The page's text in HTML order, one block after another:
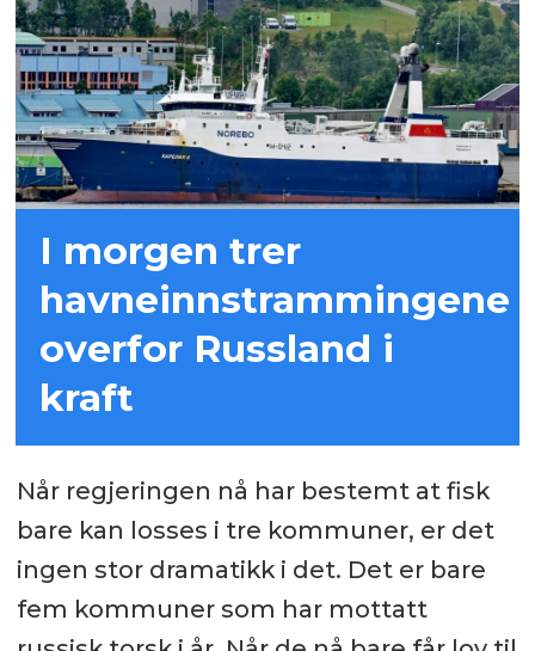
I morgen trer
havneinnstrammingene
overfor Russland i
kraft
Når regjeringen nå har bestemt at fisk
bare kan losses i tre kommuner, er det
ingen stor dramatikk i det. Det er bare
fem kommuner som har mottatt